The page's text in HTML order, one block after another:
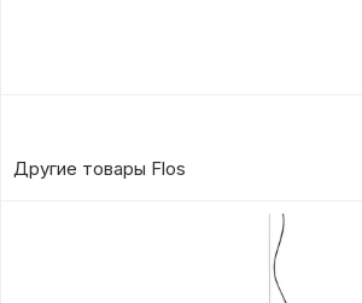
Другие товары Flos